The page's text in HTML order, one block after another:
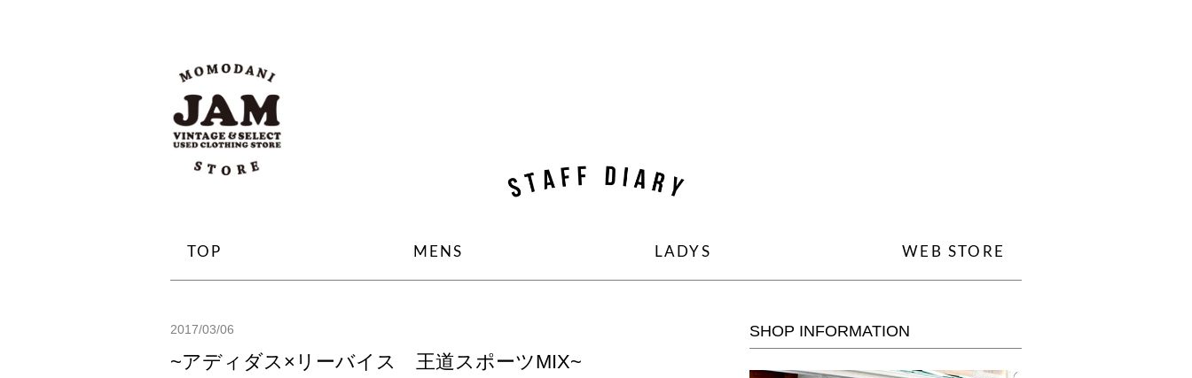
TOP MENS LADYS WEB STORE
2017/03/06
~アディダス×リーバイス 王道スポーツMIX~
SHOP INFORMATION